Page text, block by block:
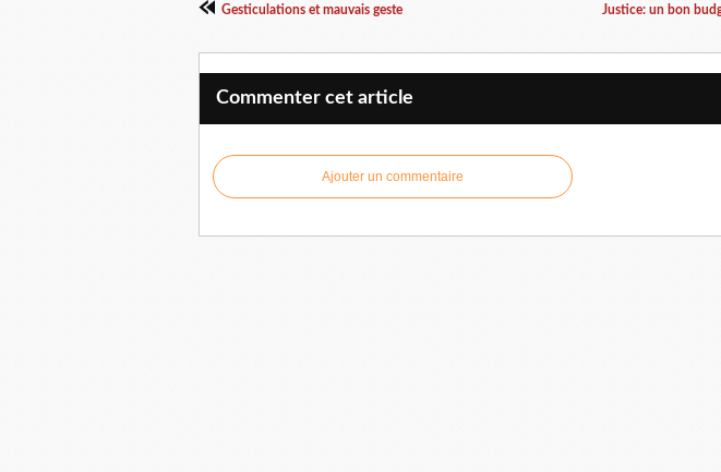
Gesticulations et mauvais geste Justice: un bon
Commenter cet article
Ajouter un commentaire